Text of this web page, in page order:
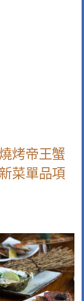
烤帝王蟹
菜單品項